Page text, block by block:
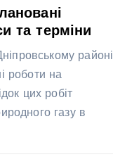
та терміни
районі
роботи на
цих робіт
газу в